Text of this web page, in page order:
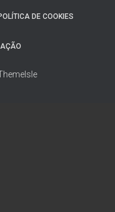
DE COOKIES